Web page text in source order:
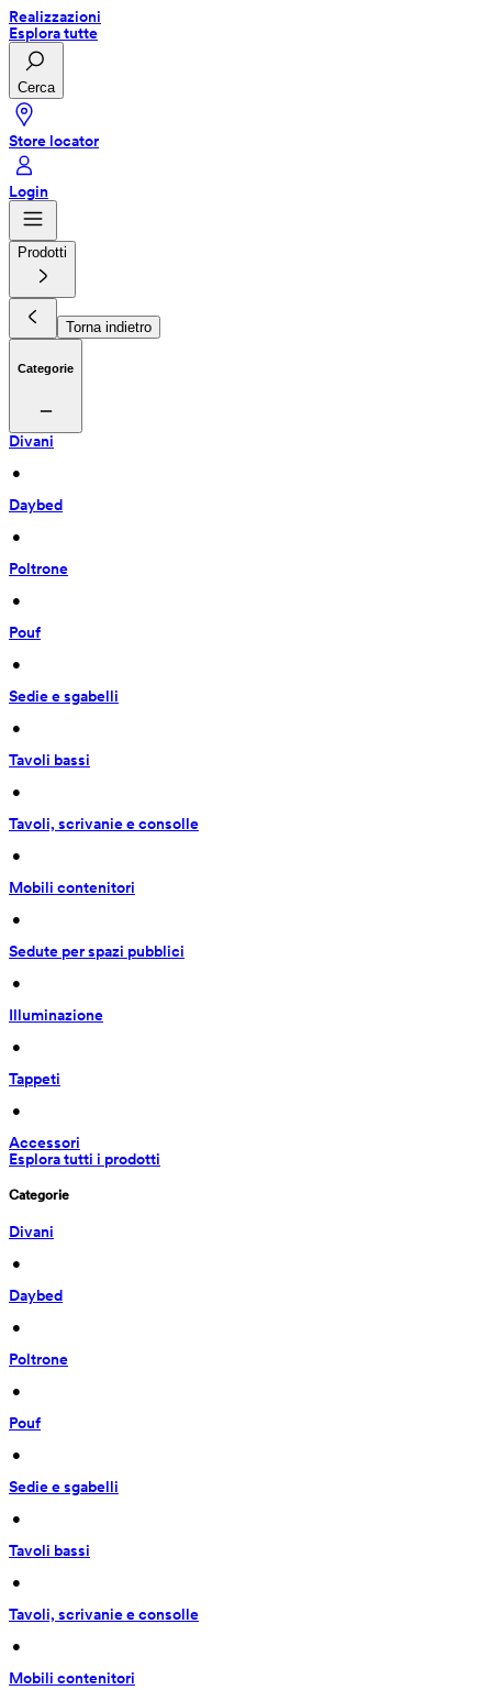
Realizzazioni
Esplora tutte
Cerca
Store locator
Login
Prodotti
Torna indietro
Categorie
Divani
•
Daybed
•
Poltrone
•
Pouf
•
Sedie e sgabelli
•
Tavoli bassi
•
Tavoli, scrivanie e consolle
•
Mobili contenitori
•
Sedute per spazi pubblici
•
Illuminazione
•
Tappeti
•
Accessori
Esplora tutti i prodotti
Categorie
Divani
•
Daybed
•
Poltrone
•
Pouf
•
Sedie e sgabelli
•
Tavoli bassi
•
Tavoli, scrivanie e consolle
•
Mobili contenitori